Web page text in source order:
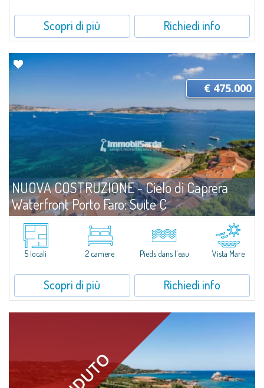
Scopri di più Richiedi info
NUOVA COSTRUZIONE - Cielo di Caprera
Waterfront Porto Faro: Suite C
Palau Vendita
Una suite trilocale elegante e funzionale a pochi passi dal mare.A meno di
tre metri dalla spiaggia, l'Unità C delle Porto Faro Suites è pensata per
offrire spazi ben distribuiti e ambienti...
€ 475.000
5 locali 2 camere Pieds dans l'eau Vista Mare
Scopri di più Richiedi info